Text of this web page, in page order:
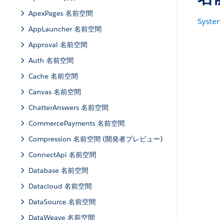
ApexPages 名前空間
AppLauncher 名前空間
Approval 名前空間
Auth 名前空間
Cache 名前空間
Canvas 名前空間
ChatterAnswers 名前空間
CommercePayments 名前空間
Compression 名前空間 (開発者プレビュー)
ConnectApi 名前空間
Database 名前空間
Datacloud 名前空間
DataSource 名前空間
DataWeave 名前空間